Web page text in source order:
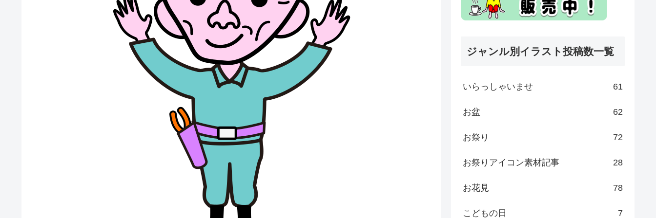
ジャンル別イラスト投稿数一覧
いらっしゃいませ 61
お盆 62
お祭り 72
お祭りアイコン素材記事 28
お花見 78
こどもの日 7